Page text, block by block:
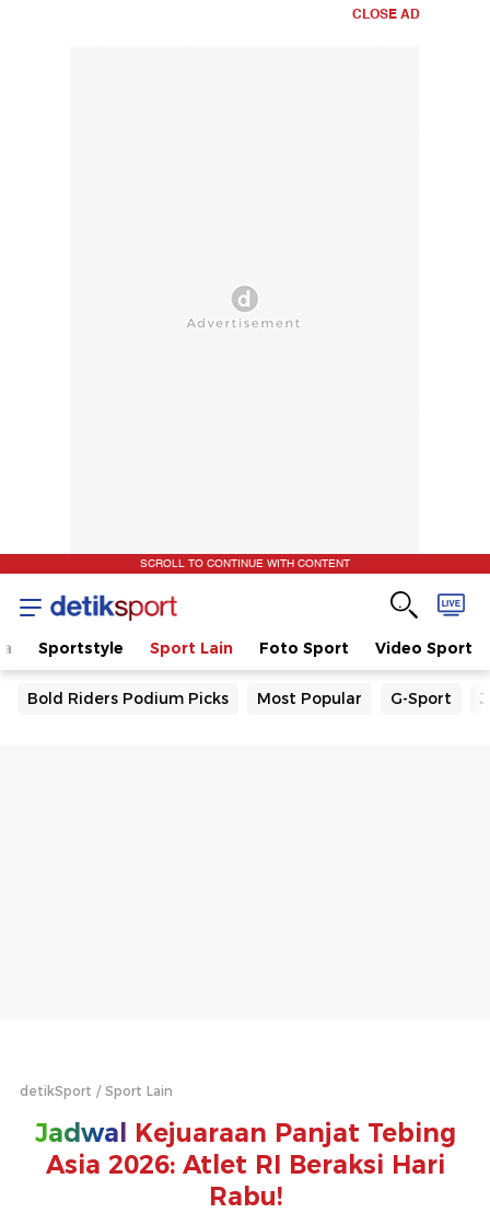
CLOSE AD
SCROLL TO CONTINUE WITH CONTENT
Sportstyle Sport Lain Foto Sport Video Sport
Bold Riders Podium Picks Most Popular G-Sport
detikSport Sport Lain
Jadwal
Kejuaraan Panjat Tebing
Asia 2026: Atlet RI Beraksi Hari
Rabu!